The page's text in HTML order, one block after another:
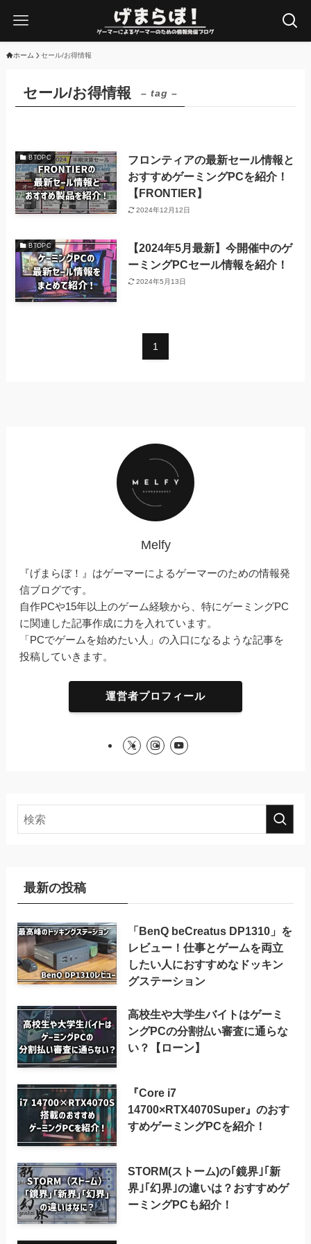
ホーム セール/お得情報
セール/お得情報 – tag –
BTOPC
フロンティアの最新セール情報と
おすすめゲーミングPCを紹介！
【FRONTIER】
2024年12月12日
BTOPC
【2024年5月最新】今開催中のゲ
ーミングPCセール情報を紹介！
2024年5月13日
1
Melfy
『げまらぼ！』はゲーマーによるゲーマーのための情報発
信ブログです。
自作PCや15年以上のゲーム経験から、特にゲーミングPC
に関連した記事作成に力を入れています。
「PCでゲームを始めたい人」の入口になるような記事を
投稿していきます。
運営者プロフィール
最新の投稿
「BenQ beCreatus DP1310」を
レビュー！仕事とゲームを両立
したい人におすすめなドッキン
グステーション
高校生や大学生バイトはゲーミ
ングPCの分割払い審査に通らな
い？【ローン】
『Core i7
14700×RTX4070Super』のおす
すめゲーミングPCを紹介！
STORM(ストーム)の｢鏡界｣｢新
界｣｢幻界｣の違いは？おすすめゲ
ーミングPCも紹介！